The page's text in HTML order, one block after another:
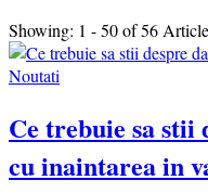
Showing: 1 - 50 of 56
Noutati
Ce trebuie sa stii
cu inaintarea in